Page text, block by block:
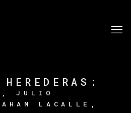
:
JULIO
LACALLE,